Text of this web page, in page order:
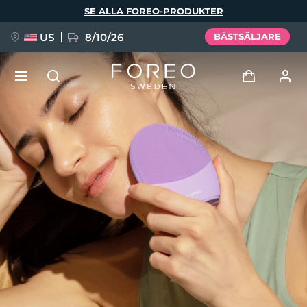
SE ALLA FOREO-PRODUKTER
US 8/10/26 BÄSTSÄLJARE
Användarprofil
Mina enheter
Mina beställningar
Mina adresser
Mina prenumerationer
NYHET
FAQ™ Pure Beauty-Tech Elixir
BREAKING NEWS
issa™ Teeth Whitening Set
Språk
English Deutsch
Español
Français
Italiano
Português
Svenska
Русский
Türkçe
简体中文 繁體中文